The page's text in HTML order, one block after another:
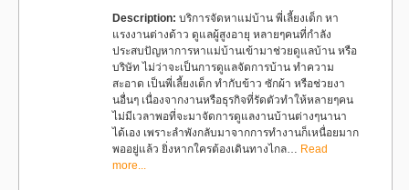
Description: บริการจัดหาแม่บ้าน พี่เลี้ยงเด็ก หา
แรงงานต่างด้าว ดูแลผู้สูงอายุ หลายๆคนที่กำลัง
ประสบปัญหาการหาแม่บ้านเข้ามาช่วยดูแลบ้าน หรือ
บริษัท ไม่ว่าจะเป็นการดูแลจัดการบ้าน ทำความ
สะอาด เป็นพี่เลี้ยงเด็ก ทำกับข้าว ซักผ้า หรือช่วยงา
นอื่นๆ เนื่องจากงานหรือธุรกิจที่รัดตัวทำให้หลายๆคน
ไม่มีเวลาพอที่จะมาจัดการดูแลงานบ้านต่างๆนานา
ได้เอง เพราะลำพังกลับมาจากการทำงานก็เหนื่อยมาก
พออยู่แล้ว ยิ่งหากใครต้องเดินทางไกล… Read
more...